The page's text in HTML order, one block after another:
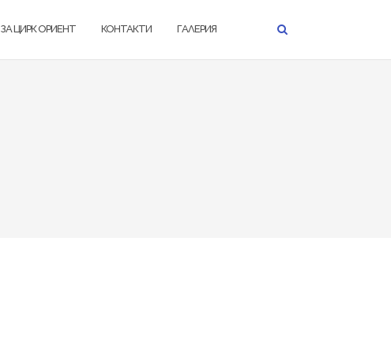
ЗА ЦИРК ОРИЕНТ КОНТАКТИ ГАЛЕРИЯ